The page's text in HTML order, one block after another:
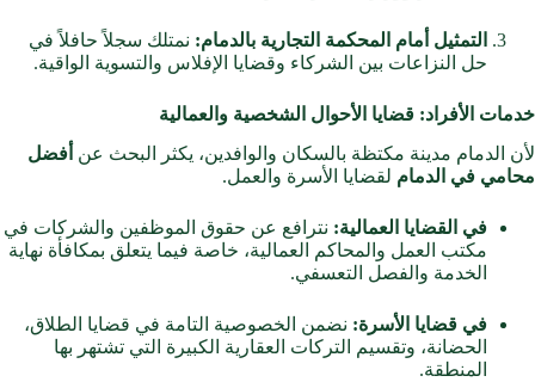
التمثيل أمام المحكمة التجارية بالدمام: نمتلك سجلاً حافلاً في
حل النزاعات بين الشركاء وقضايا الإفلاس والتسوية الواقية.
خدمات الأفراد: قضايا الأحوال الشخصية والعمالية
لأن الدمام مدينة مكتظة بالسكان والوافدين، يكثر البحث عن أفضل
محامي في الدمام لقضايا الأسرة والعمل.
في القضايا العمالية: نترافع عن حقوق الموظفين والشركات في
مكتب العمل والمحاكم العمالية، خاصة فيما يتعلق بمكافأة نهاية
الخدمة والفصل التعسفي.
في قضايا الأسرة: نضمن الخصوصية التامة في قضايا الطلاق،
الحضانة، وتقسيم التركات العقارية الكبيرة التي تشتهر بها
المنطقة.